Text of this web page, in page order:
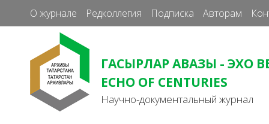
О журнале Редколлегия Подписка Авторам
ГАСЫРЛАР АВАЗЫ - ЭХО
ECHO OF CENTURIES
Научно-документальный журнал